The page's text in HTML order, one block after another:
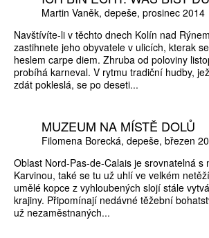
Martin Vaněk depeše prosinec 2014
Navštívíte-li v těchto dnech Kolín nad
zastihnete jeho obyvatele v ulicích, kterak
heslem carpe diem. Zhruba od poloviny
probíhá karneval. V rytmu tradiční hudby,
zdát pokleslá, se po deseti...
MUZEUM NA MÍSTĚ DOLŮ
Filomena Borecká depeše březen
Oblast Nord-Pas-de-Calais je srovnatelná s
Karvinou, také se tu už uhlí ve velkém
umělé kopce z vyhloubených slojí stále
krajiny. Připomínají nedávné těžební
už nezaměstnaných...